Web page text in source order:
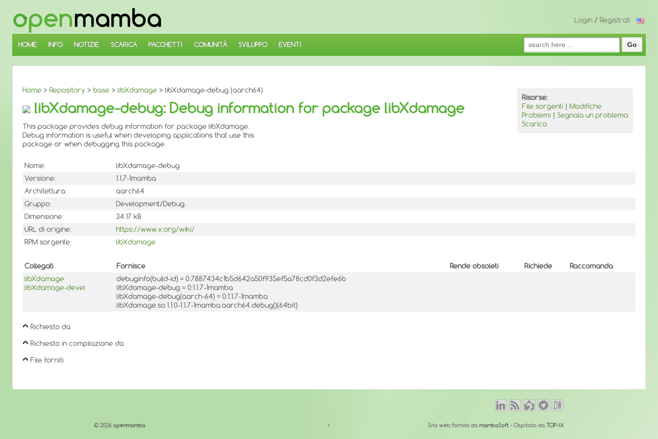
SALTA
AL
CONTENUTO
PRINCIPALE
Login / Registrati
HOME INFO NOTIZIE SCARICA PACCHETTI COMUNITÀ SVILUPPO EVENTI
Search
for:
Home > Repository > base > libXdamage > libXdamage-debug (aarch64)
Risorse:
File sorgenti | Modifiche
Problemi | Segnala un problema
Scarica
libXdamage-debug: Debug information for package libXdamage
This package provides debug information for package libXdamage.
Debug information is useful when developing applications that use this
package or when debugging this package.
Nome:
libXdamage-debug
Versione:
1.1.7-1mamba
Architettura:
aarch64
Gruppo:
Development/Debug
Dimensione:
34.17 kB
URL di origine:
https://www.x.org/wiki/
RPM sorgente:
libXdamage
Collegati Fornisce Rende obsoleti Richiede
Raccomanda
libXdamage
libXdamage-devel
debuginfo(build-id) = 0:7887434c1b5d642a50f935ef5a78cd0f3d2efe6b
libXdamage-debug = 0:1.1.7-1mamba
libXdamage-debug(aarch-64) = 0:1.1.7-1mamba
libXdamage.so.1.1.0-1.1.7-1mamba.aarch64.debug()(64bit)
Richiesto da
Richiesto in compilazione da
File forniti
© 2026 openmamba ↑ Sito web fornito da mambaSoft- Ospitato da TOP-IX